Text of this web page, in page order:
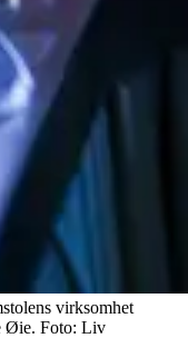
virksomhet
Øie. Foto: Liv